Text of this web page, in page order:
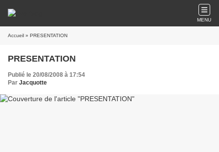
MENU
Accueil » PRESENTATION
PRESENTATION
Publié le 20/08/2008 à 17:54
Par Jacquotte